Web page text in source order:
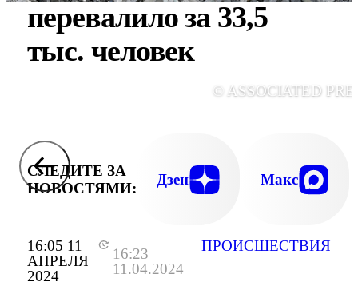
16:05 11
АПРЕЛЯ
2024
16:23
11.04.2024
ПРОИСШЕСТВИЯ
перевалило за 33,5
тыс. человек
© ASSOCIATED
СЛЕДИТЕ ЗА
НОВОСТЯМИ:
Дзен Макс